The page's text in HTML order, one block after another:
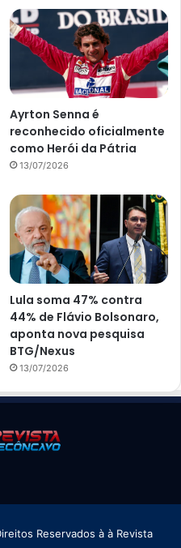
Ayrton Senna é
reconhecido oficialmente
como Herói da Pátria
13/07/2026
Lula soma 47% contra
44% de Flávio Bolsonaro,
aponta nova pesquisa
BTG/Nexus
13/07/2026
Reservados à à Revista